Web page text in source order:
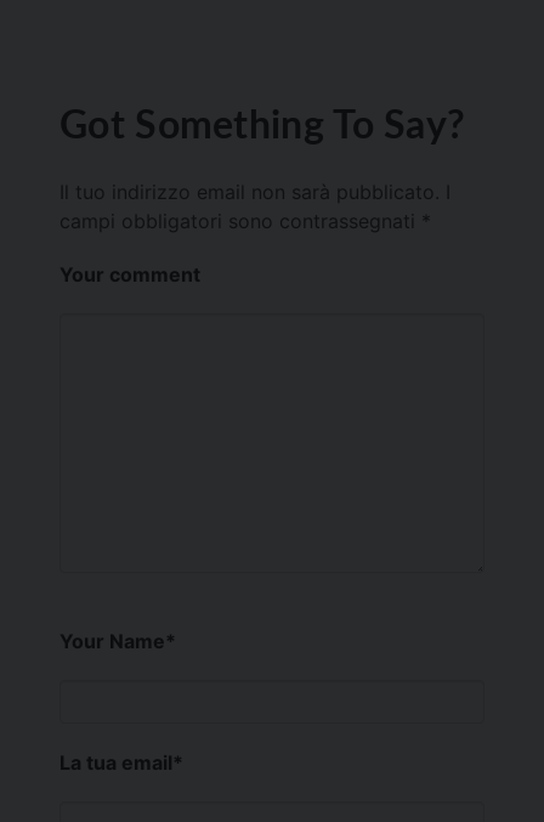
Got Something To Say?
Il tuo indirizzo email non sarà pubblicato.
campi obbligatori sono contrassegnati *
Your comment
Your Name*
La tua email*